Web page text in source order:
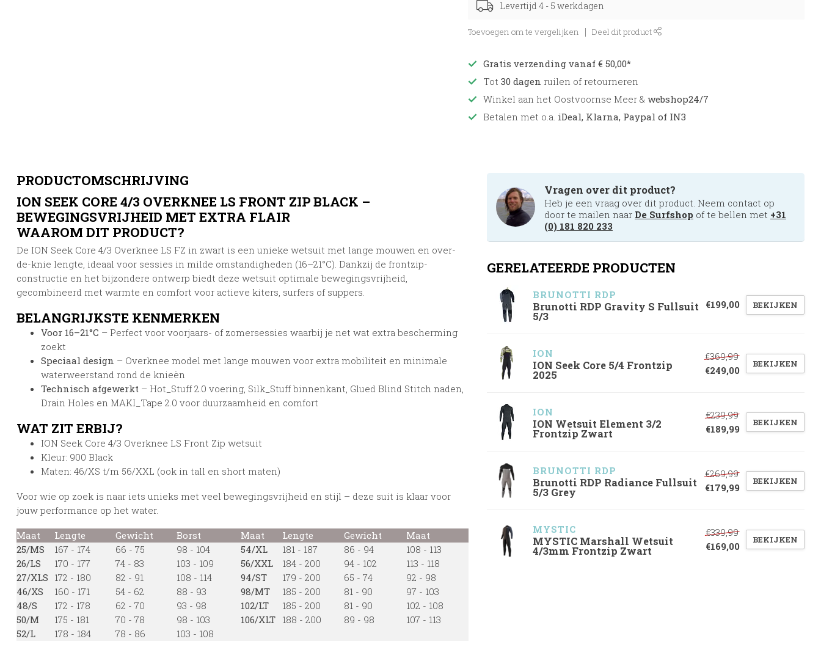
Levertijd 4 - 5 werkdagen
Toevoegen om te vergelijken Deel dit product
Gratis verzending vanaf € 50,00*
Tot30 dagen ruilen of retourneren
Winkel aan het Oostvoornse Meer &webshop24/7
Betalen met o.a. iDeal, Klarna, Paypal of IN3
PRODUCTOMSCHRIJVING
ION SEEK CORE 4/3 OVERKNEE LS FRONT ZIP BLACK –
BEWEGINGSVRIJHEID MET EXTRA FLAIR
WAAROM DIT PRODUCT?
De ION Seek Core 4/3 Overknee LS FZ in zwart is een unieke wetsuit met lange mouwen en over-
de-knie lengte, ideaal voor sessies in milde omstandigheden (16–21°C). Dankzij de frontzip-
constructie en het bijzondere ontwerp biedt deze wetsuit optimale bewegingsvrijheid,
gecombineerd met warmte en comfort voor actieve kiters, surfers of suppers.
BELANGRIJKSTE KENMERKEN
Voor 16–21°C – Perfect voor voorjaars- of zomersessies waarbij je net wat extra bescherming
zoekt
Speciaal design – Overknee model met lange mouwen voor extra mobiliteit en minimale
waterweerstand rond de knieën
Technisch afgewerkt – Hot_Stuff 2.0 voering, Silk_Stuff binnenkant, Glued Blind Stitch naden,
Drain Holes en MAKI_Tape 2.0 voor duurzaamheid en comfort
WAT ZIT ERBIJ?
ION Seek Core 4/3 Overknee LS Front Zip wetsuit
Kleur: 900 Black
Maten: 46/XS t/m 56/XXL (ook in tall en short maten)
Voor wie op zoek is naar iets unieks met veel bewegingsvrijheid en stijl – deze suit is klaar voor
jouw performance op het water.
Maat Lengte Gewicht Borst Maat Lengte Gewicht
Maat
25/MS
167 - 174 66 - 75 98 - 104 54/XL 181 - 187 86 - 94
108 - 113
26/LS
170 - 177 74 - 83 103 - 109 56/XXL 184 - 200 94 - 102
113 - 118
27/XLS 172 - 180 82 - 91 108 - 114 94/ST 179 - 200 65 - 74
92 - 98
46/XS
160 - 171 54 - 62 88 - 93 98/MT 185 - 200 81 - 90
97 - 103
48/S
172 - 178 62 - 70 93 - 98 102/LT 185 - 200 81 - 90
102 - 108
50/M
175 - 181 70 - 78 98 - 103 106/XLT 188 - 200 89 - 98
107 - 113
52/L
178 - 184 78 - 86 103 - 108
Vragen over dit product?
Heb je een vraag over dit product. Neem contact op
door te mailen naar De Surfshop of te bellen met +31
(0) 181 820 233
GERELATEERDE PRODUCTEN
BRUNOTTI RDP
Brunotti RDP Gravity S Fullsuit
5/3
€199,00 BEKIJKEN
ION
ION Seek Core 5/4 Frontzip
2025
€369,99
€249,00
BEKIJKEN
ION
ION Wetsuit Element 3/2
Frontzip Zwart
€239,99
€189,99
BEKIJKEN
BRUNOTTI RDP
Brunotti RDP Radiance Fullsuit
5/3 Grey
€269,99
€179,99
BEKIJKEN
MYSTIC
MYSTIC Marshall Wetsuit
4/3mm Frontzip Zwart
€339,99
€169,00
BEKIJKEN